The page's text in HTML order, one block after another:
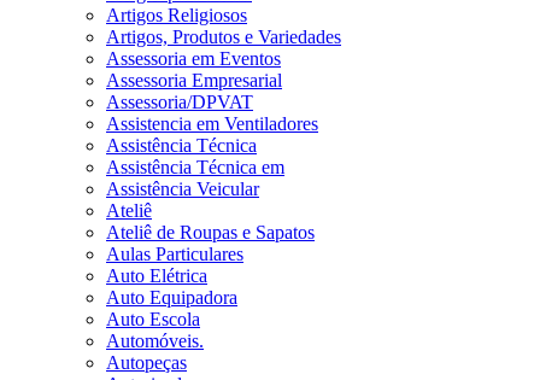
Artigos Religiosos
Artigos, Produtos e Variedades
Assessoria em Eventos
Assessoria Empresarial
Assessoria/DPVAT
Assistencia em Ventiladores
Assistência Técnica
Assistência Técnica em
Assistência Veicular
Ateliê
Ateliê de Roupas e Sapatos
Aulas Particulares
Auto Elétrica
Auto Equipadora
Auto Escola
Automóveis.
Autopeças